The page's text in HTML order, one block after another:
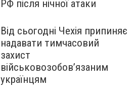
РФ після нічної атаки
Від сьогодні Чехія припиняє
надавати тимчасовий
захист
військовозобов’язаним
українцям